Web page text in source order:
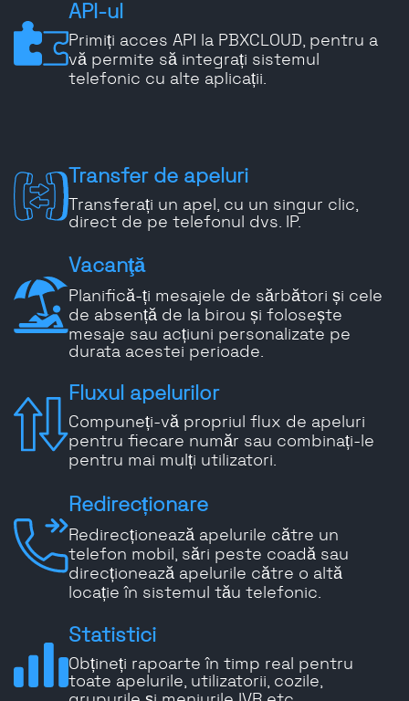
API-ul
Primiți acces API la PBXCLOUD, pentru a
vă permite să integrați sistemul
telefonic cu alte aplicații.
Transfer de apeluri
Transferați un apel, cu un singur clic,
direct de pe telefonul dvs. IP.
Vacanţă
Planifică-ți mesajele de sărbători și cele
de absență de la birou și folosește
mesaje sau acțiuni personalizate pe
durata acestei perioade.
Fluxul apelurilor
Compuneți-vă propriul flux de apeluri
pentru fiecare număr sau combinați-le
pentru mai mulți utilizatori.
Redirecționare
Redirecționează apelurile către un
telefon mobil, sări peste coadă sau
direcționează apelurile către o altă
locație în sistemul tău telefonic.
Statistici
Obțineți rapoarte în timp real pentru
toate apelurile, utilizatorii, cozile,